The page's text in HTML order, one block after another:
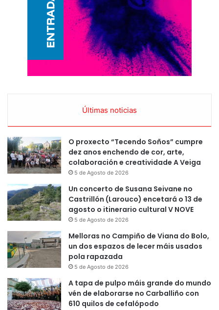
Últimas noticias
O proxecto “Tecendo Soños” cumpre
dez anos enchendo de cor, arte,
colaboración e creatividade A Veiga
5 de Agosto de 2026
Un concerto de Susana Seivane no
Castrillón (Larouco) encetará o 13 de
agosto o itinerario cultural V NOVE
5 de Agosto de 2026
Melloras no Campiño de Viana do Bolo,
un dos espazos de lecer máis usados
pola rapazada
5 de Agosto de 2026
A tapa de pulpo máis grande do mundo
vén de elaborarse no Carballiño con
610 quilos de cefalópodo